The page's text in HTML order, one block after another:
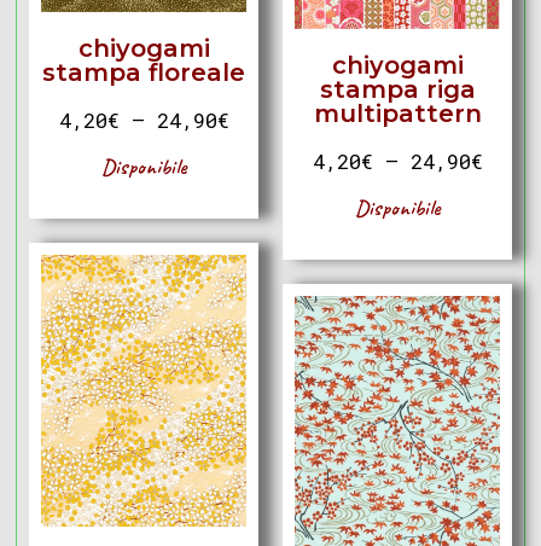
chiyogami
stampa floreale
4,20€ – 24,90€
Disponibile
chiyogami
stampa riga
multipattern
4,20€ – 24,90€
Disponibile